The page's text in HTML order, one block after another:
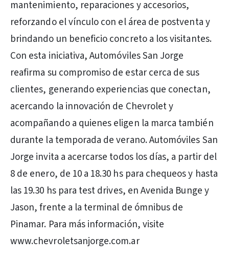
mantenimiento, reparaciones y accesorios,
reforzando el vínculo con el área de postventa y
brindando un beneficio concreto a los visitantes.
Con esta iniciativa, Automóviles San Jorge
reafirma su compromiso de estar cerca de sus
clientes, generando experiencias que conectan,
acercando la innovación de Chevrolet y
acompañando a quienes eligen la marca también
durante la temporada de verano. Automóviles San
Jorge invita a acercarse todos los días, a partir del
8 de enero, de 10 a 18.30 hs para chequeos y hasta
las 19.30 hs para test drives, en Avenida Bunge y
Jason, frente a la terminal de ómnibus de
Pinamar. Para más información, visite
www.chevroletsanjorge.com.ar